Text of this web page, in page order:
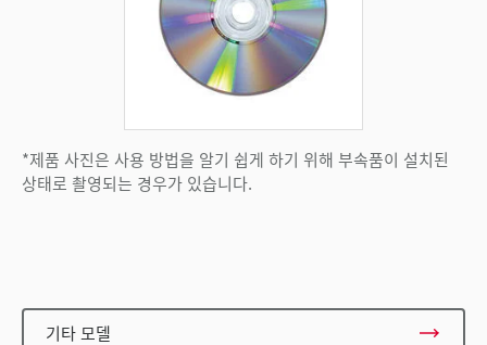
*제품 사진은 사용 방법을 알기 쉽게 하기 위해 부속품이 설치된
상태로 촬영되는 경우가 있습니다.
기타 모델